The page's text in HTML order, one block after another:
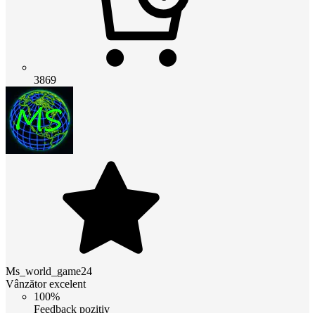
3869
Ms_world_game24
Vânzător excelent
100%
Feedback pozitiv